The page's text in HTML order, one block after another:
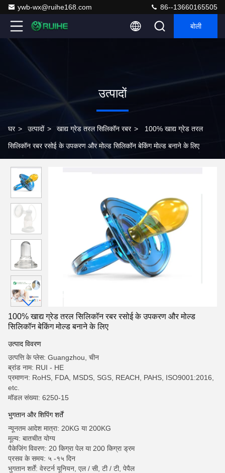
ywb-wx@ruihe168.com 86--13660165505
बोली
उत्पादों
घर > उत्पादों > खाद्य ग्रेड तरल सिलिकॉन रबर > 100% खाद्य ग्रेड तरल
सिलिकॉन रबर रसोई के उपकरण और मोल्ड सिलिकॉन बेकिंग मोल्ड बनाने के लिए
100% खाद्य ग्रेड तरल सिलिकॉन रबर रसोई के उपकरण और मोल्ड
सिलिकॉन बेकिंग मोल्ड बनाने के लिए
उत्पाद विवरण
उत्पत्ति के प्लेस: Guangzhou, चीन
ब्रांड नाम: RUI - HE
प्रमाणन: RoHS, FDA, MSDS, SGS, REACH, PAHS, ISO9001:2016,
etc.
मॉडल संख्या: 6250-15
भुगतान और शिपिंग शर्तें
न्यूनतम आदेश मात्रा: 20KG या 200KG
मूल्य: बातचीत योग्य
पैकेजिंग विवरण: 20 किग्रा पेल या 200 किग्रा ड्रम
प्रसव के समय: ५ -१५ दिन
भुगतान शर्तें: वेस्टर्न यूनियन, एल / सी, टी / टी, पेपैल